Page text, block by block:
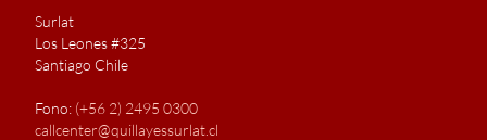
Surlat
Los Leones #325
Santiago Chile
Fono: (+56 2) 2495 0300
callcenter@quillayessurlat.cl